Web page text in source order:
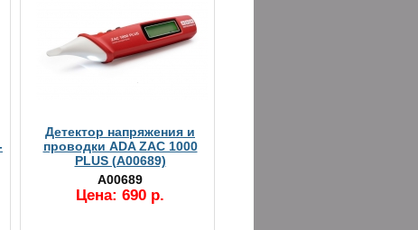
Детектор напряжения и
проводки ADA ZAC 1000
PLUS (А00689)
А00689
Цена: 690 р.